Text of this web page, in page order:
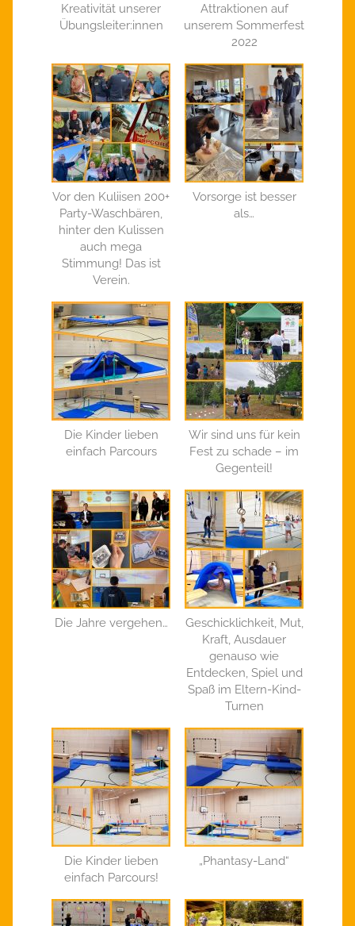
Kreativität unserer
Übungsleiter:innen
Attraktionen auf
unserem Sommerfest
2022
Vor den Kuliisen 200+
Party-Waschbären,
hinter den Kulissen
auch mega
Stimmung! Das ist
Verein.
Vorsorge ist besser
als…
Die Kinder lieben
einfach Parcours
Wir sind uns für kein
Fest zu schade – im
Gegenteil!
Die Jahre vergehen…
Geschicklichkeit, Mut,
Kraft, Ausdauer
genauso wie
Entdecken, Spiel und
Spaß im Eltern-Kind-
Turnen
Die Kinder lieben
einfach Parcours!
„Phantasy-Land“